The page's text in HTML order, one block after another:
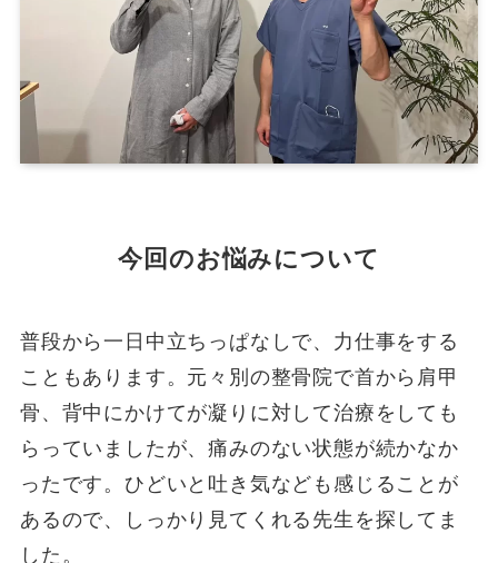
今回のお悩みについて
普段から一日中立ちっぱなしで、力仕事をする
こともあります。元々別の整骨院で首から肩甲
骨、背中にかけてが凝りに対して治療をしても
らっていましたが、痛みのない状態が続かなか
ったです。ひどいと吐き気なども感じることが
あるので、しっかり見てくれる先生を探してま
した。